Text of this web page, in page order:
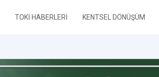
TOKİ HABERLERİ KENTSEL DÖNÜŞÜM